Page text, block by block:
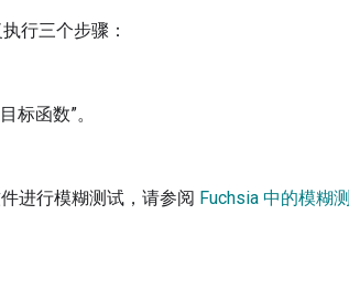
行三个步骤：
标函数”。
进行模糊测试，请参阅 Fuchsia 中的模糊测